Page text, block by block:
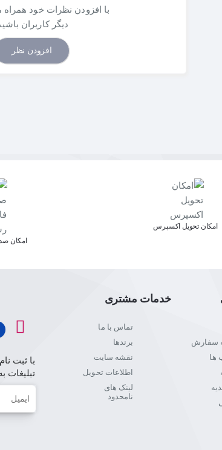
با افزودن نظرات خود همراه
دیگر کاربران
افزودن نظر
اﻣﮑﺎن ﺗﺤﻮﯾﻞ اﮐﺴﭙﺮس
امکان
سفارش
ها
خدمات مشتری
تماس با ما
برندها
نقشه سایت
اطلاعات تحویل
لینک های
نامحدود
با ثبت
تبلیغات
ایمیل